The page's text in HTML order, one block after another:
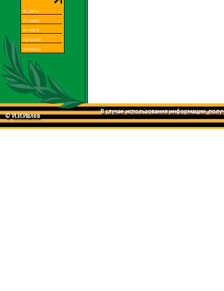
© И.И.Ивлев
В случае использования информации,